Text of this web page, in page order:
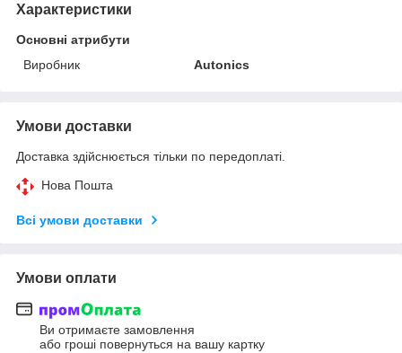
Характеристики
Основні атрибути
Виробник
Autonics
Умови доставки
Доставка здійснюється тільки по передоплаті.
Нова Пошта
Всі умови доставки
Умови оплати
Ви отримаєте замовлення
або гроші повернуться на вашу картку